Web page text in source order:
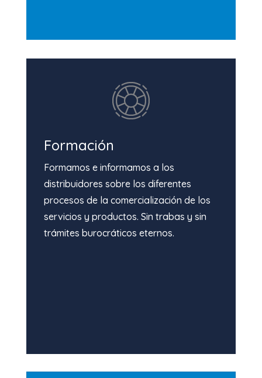
Formación
Formamos e informamos a los
distribuidores sobre los diferentes
procesos de la comercialización de los
servicios y productos. Sin trabas y sin
trámites burocráticos eternos.